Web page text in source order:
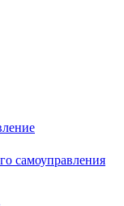
самоуправления